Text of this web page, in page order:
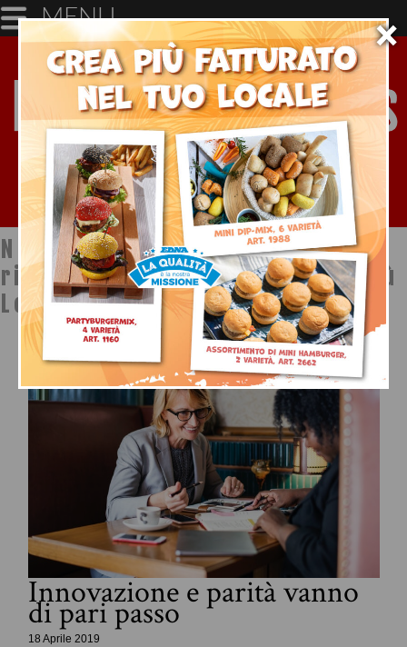
×
MENU
Notizie dal mondo della
ristorazione a cura di Ristopiù
Lombardia SpA
Innovazione e parità vanno
di pari passo
18 Aprile 2019